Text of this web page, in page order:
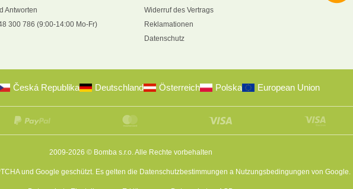
Antworten
300 786 (9:00-14:00 Mo-Fr)
Widerruf des Vertrags
Reklamationen
Datenschutz
Česká Republika Deutschland Österreich Polska European Union
2009-2026 © Bomba s.r.o.Alle Rechte vorbehalten
und Google geschützt. Es gelten die Datenschutzbestimmungen a Nutzungsbedingungen von Google.